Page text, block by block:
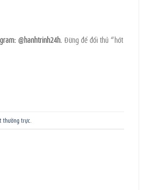
@hanhtrinh24h. Đừng để đối thủ “hớt
thường trực